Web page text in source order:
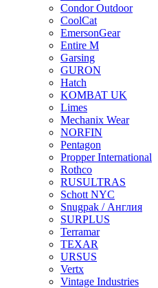
Condor Outdoor
CoolCat
EmersonGear
Entire M
Garsing
GURON
Hatch
KOMBAT UK
Limes
Mechanix Wear
NORFIN
Pentagon
Propper International
Rothco
RUSULTRAS
Schott NYC
Snugpak / Англия
SURPLUS
Terramar
TEXAR
URSUS
Vertx
Vintage Industries